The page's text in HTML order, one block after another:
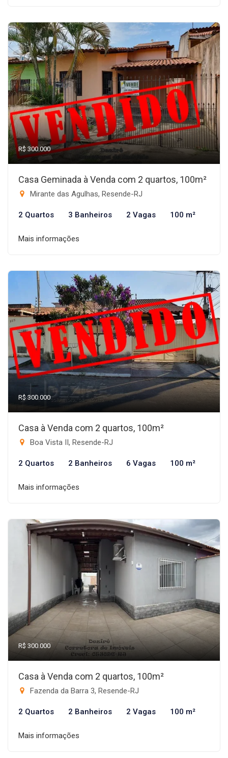
R$ 300.000
Casa Geminada à Venda com 2 quartos, 100m²
Mirante das Agulhas, Resende-RJ
2 Quartos 3 Banheiros 2 Vagas 100 m²
Mais informações
R$ 300.000
Casa à Venda com 2 quartos, 100m²
Boa Vista II, Resende-RJ
2 Quartos 2 Banheiros 6 Vagas 100 m²
Mais informações
R$ 300.000
Casa à Venda com 2 quartos, 100m²
Fazenda da Barra 3, Resende-RJ
2 Quartos 2 Banheiros 2 Vagas 100 m²
Mais informações